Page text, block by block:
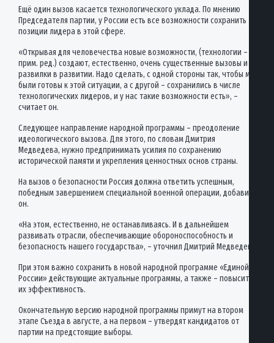
Ещё один вызов касается технологического уклада. По мнению
Председателя партии, у России есть все возможности сохранить
позиции лидера в этой сфере.
«Открывая для человечества новые возможности, (технологии –
прим. ред.) создают, естественно, очень существенные вызовы и
развилки в развитии. Надо сделать, с одной стороны так, чтобы мы
были готовы к этой ситуации, а с другой – сохранились в числе
технологических лидеров, и у нас такие возможности есть», –
считает он.
Следующее направление народной программы – преодоление
идеологического вызова. Для этого, по словам Дмитрия
Медведева, нужно предпринимать усилия по сохранению
исторической памяти и укрепления ценностных основ страны.
На вызов о безопасности Россия должна ответить успешным,
победным завершением специальной военной операции, добавил
он.
«На этом, естественно, не останавливаясь. И в дальнейшем
развивать отрасли, обеспечивающие обороноспособность и
безопасность нашего государства», – уточнил Дмитрий Медведев.
При этом важно сохранить в новой народной программе «Единой
России» действующие актуальные программы, а также – повысить
их эффективность.
Окончательную версию народной программы примут на втором
этапе Съезда в августе, а на первом – утвердят кандидатов от
партии на предстоящие выборы.